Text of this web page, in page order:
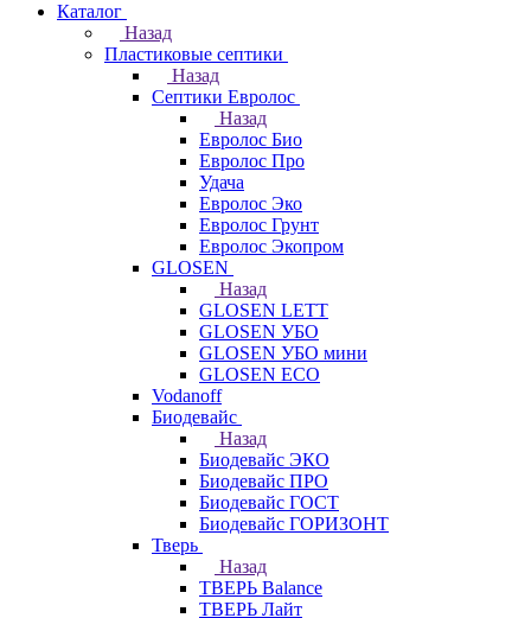
Каталог
Назад
Пластиковые септики
Назад
Септики Евролос
Назад
Евролос Био
Евролос Про
Удача
Евролос Эко
Евролос Грунт
Евролос Экопром
GLOSEN
Назад
GLOSEN LETT
GLOSEN УБО
GLOSEN УБО мини
GLOSEN ECO
Vodanoff
Биодевайс
Назад
Биодевайс ЭКО
Биодевайс ПРО
Биодевайс ГОСТ
Биодевайс ГОРИЗОНТ
Тверь
Назад
ТВЕРЬ Balance
ТВЕРЬ Лайт